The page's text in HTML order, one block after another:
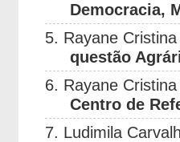
Democracia,
5. Rayane
questão
6. Rayane
Centro de
7. Ludimila